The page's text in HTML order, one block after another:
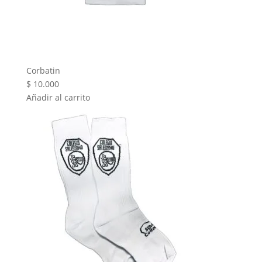
Corbatin
$ 10.000
Añadir al carrito